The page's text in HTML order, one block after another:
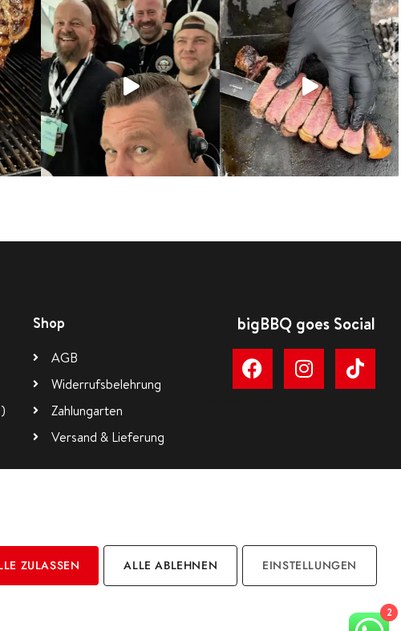
Shop
AGB
Widerrufsbelehrung
Zahlungarten
Versand & Lieferung
bigBBQ goes Social
2
ZULASSEN ALLE ABLEHNEN EINSTELLUNGEN